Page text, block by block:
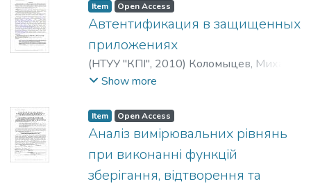
Item Open Access
Автентификация в защищенных
приложениях
(НТУУ "КПІ", 2010) Коломыцев, Михаил
Носок, Светлана
Nosock, Svetlana
Show more
Item Open Access
Аналіз вимірювальних рівнянь
при виконанні функцій
зберігання, відтворення та